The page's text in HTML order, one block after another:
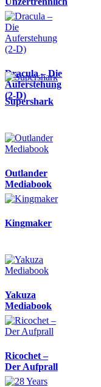
Dracula – Die
Auferstehung
(2-D)
Supershark
Outlander
Mediabook
Kingmaker
Yakuza
Mediabook
Ricochet –
Der Aufprall